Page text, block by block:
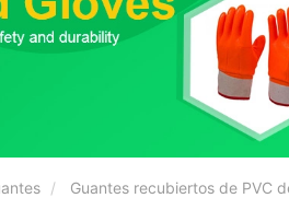
Guantes recubiertos de PVC